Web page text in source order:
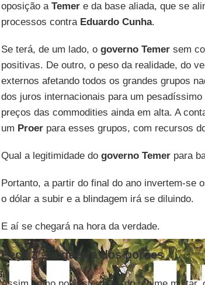
oposição a Temere da base aliada, que se
processos contra Eduardo Cunha.
Se terá, de um lado, o governo Temersem
positivas. De outro, o peso da realidade, do
externos afetando todos os grandes grupos
dos juros internacionais para um
preços das commodities ainda em alta. A
um Proerpara esses grupos, com recursos
Qual a legitimidade do governo Temerpara
Portanto, a partir do final do ano invertem-se
o dólar a subir e a blindagem irá se diluindo.
E aí se chegará na hora da verdade.
Peça 3 – a guerra dos porões